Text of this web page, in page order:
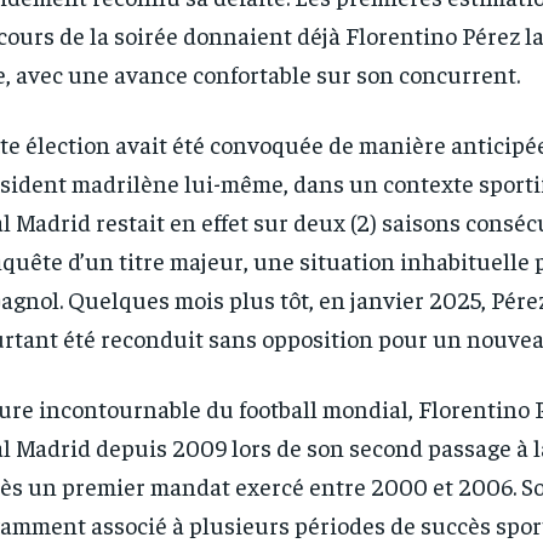
1-YEAR
Pay now and you get access to exclusive
news and articles for a whole year.
opt
1-YEAR
Pay now and you get access to exclusive
news and articles for a whole year.
opt
de la soirée donnaient déjà Florentino Pérez
avec une avance confortable sur son concurrent.
élection avait été convoquée de manière
madrilène lui-même, dans un contexte
Madrid restait en effet sur deux (2) saisons
d’un titre majeur, une situation inhabituelle
Quelques mois plus tôt, en janvier 2025,
été reconduit sans opposition pour un
incontournable du football mondial, Florentino
Madrid depuis 2009 lors de son second passage à
un premier mandat exercé entre 2000 et 2006.
associé à plusieurs périodes de succès